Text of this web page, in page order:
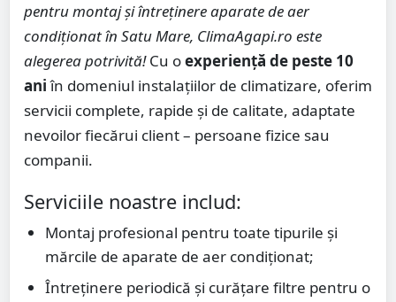
pentru montaj și întreținere aparate de aer
condiționat în Satu Mare, ClimaAgapi.ro este
alegerea potrivită!Cu oexperiență de peste 10
aniîn domeniul instalațiilor de climatizare, oferim
servicii complete, rapide și de calitate, adaptate
nevoilor fiecărui client – persoane fizice sau
companii.
Serviciile noastre includ:
Montaj profesional pentru toate tipurile și
mărcile de aparate de aer condiționat;
Întreținere periodică și curățare filtre pentru o